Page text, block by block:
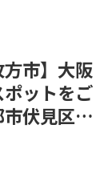
方市】大阪
ットをご
伏見区・